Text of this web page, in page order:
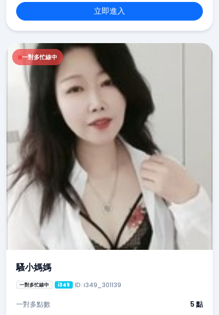
立即進入
一對多忙線中
騷小媽媽
一對多忙線中 i349 ID: i349_301139
一對多點數 5 點